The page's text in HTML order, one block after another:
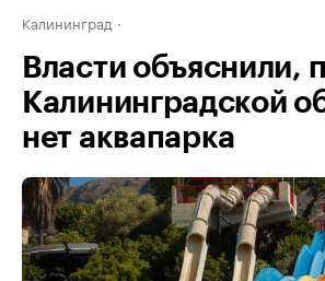
Калининград
Власти объяснили,
Калининградской
нет аквапарка